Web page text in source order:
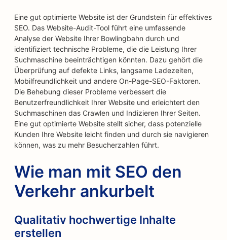
Eine gut optimierte Website ist der Grundstein für effektives
SEO. Das Website-Audit-Tool führt eine umfassende
Analyse der Website Ihrer Bowlingbahn durch und
identifiziert technische Probleme, die die Leistung Ihrer
Suchmaschine beeinträchtigen könnten. Dazu gehört die
Überprüfung auf defekte Links, langsame Ladezeiten,
Mobilfreundlichkeit und andere On-Page-SEO-Faktoren.
Die Behebung dieser Probleme verbessert die
Benutzerfreundlichkeit Ihrer Website und erleichtert den
Suchmaschinen das Crawlen und Indizieren Ihrer Seiten.
Eine gut optimierte Website stellt sicher, dass potenzielle
Kunden Ihre Website leicht finden und durch sie navigieren
können, was zu mehr Besucherzahlen führt.
Wie man mit SEO den
Verkehr ankurbelt
Qualitativ hochwertige Inhalte
erstellen